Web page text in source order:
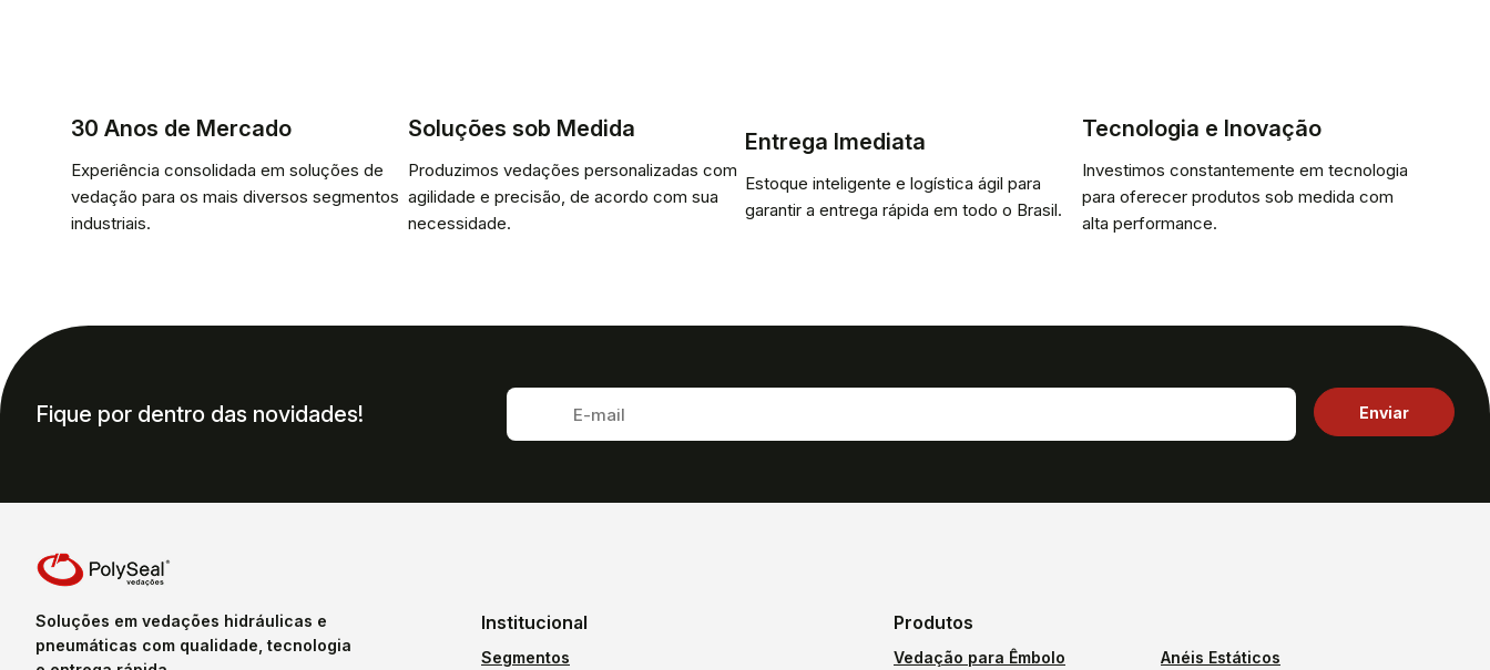
30 Anos de Mercado
Experiência consolidada em soluções de
vedação para os mais diversos segmentos
industriais.
Soluções sob Medida
Produzimos vedações personalizadas com
agilidade e precisão, de acordo com sua
necessidade.
Entrega Imediata
Estoque inteligente e logística ágil para
garantir a entrega rápida em todo o Brasil.
Tecnologia e Inovação
Investimos constantemente em tecnologia
para oferecer produtos sob medida com
alta performance.
Fique por dentro das novidades!
Soluções em vedações hidráulicas e
pneumáticas com qualidade, tecnologia
Institucional
Segmentos
Produtos
Vedação para Êmbolo
Anéis Estáticos